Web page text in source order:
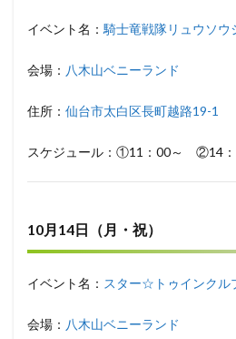
イベント名： 騎士竜戦隊リュウソウ
会場： 八木山ベニーランド
住所： 仙台市太白区長町越路19-1
スケジュール：①11：00～ ②14：
10月14日（月・祝）
イベント名： スター☆トゥインクル
会場： 八木山ベニーランド